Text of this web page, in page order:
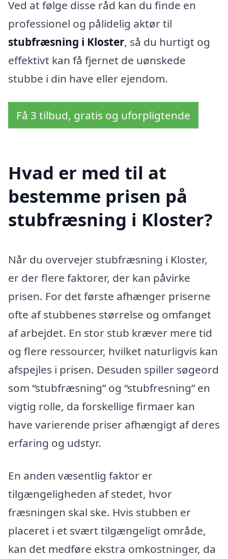
Ved at følge disse råd kan du finde en
professionel og pålidelig aktør til
stubfræsning i Kloster, så du hurtigt og
effektivt kan få fjernet de uønskede
stubbe i din have eller ejendom.
Få 3 tilbud, gratis og uforpligtende
Hvad er med til at
bestemme prisen på
stubfræsning i Kloster?
Når du overvejer stubfræsning i Kloster,
er der flere faktorer, der kan påvirke
prisen. For det første afhænger priserne
ofte af stubbenes størrelse og omfanget
af arbejdet. En stor stub kræver mere tid
og flere ressourcer, hvilket naturligvis kan
afspejles i prisen. Desuden spiller søgeord
som “stubfræsning” og “stubfresning” en
vigtig rolle, da forskellige firmaer kan
have varierende priser afhængigt af deres
erfaring og udstyr.
En anden væsentlig faktor er
tilgængeligheden af stedet, hvor
fræsningen skal ske. Hvis stubben er
placeret i et svært tilgængeligt område,
kan det medføre ekstra omkostninger, da